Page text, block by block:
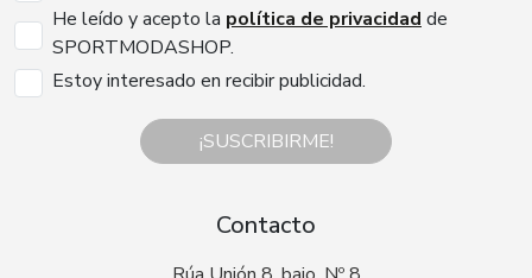
He leído y acepto la política de privacidad de
SPORTMODASHOP.
Estoy interesado en recibir publicidad.
¡SUSCRIBIRME!
Contacto